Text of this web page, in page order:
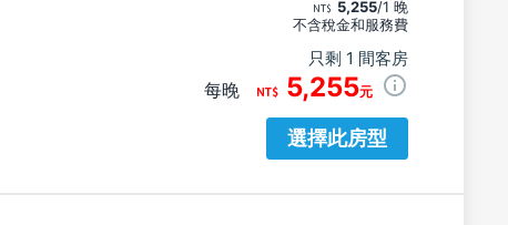
5,255/1 晚
不含稅金和服務費
只剩 1 間客房
每晚 5,255元
選擇此房型